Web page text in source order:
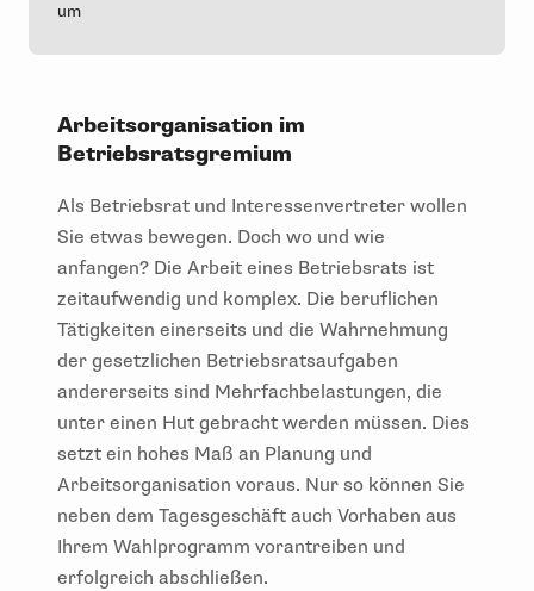
um
Arbeitsorganisation im
Betriebsratsgremium
Als Betriebsrat und Interessenvertreter wollen
Sie etwas bewegen. Doch wo und wie
anfangen? Die Arbeit eines Betriebsrats ist
zeitaufwendig und komplex. Die beruflichen
Tätigkeiten einerseits und die Wahrnehmung
der gesetzlichen Betriebsratsaufgaben
andererseits sind Mehrfachbelastungen, die
unter einen Hut gebracht werden müssen. Dies
setzt ein hohes Maß an Planung und
Arbeitsorganisation voraus. Nur so können Sie
neben dem Tagesgeschäft auch Vorhaben aus
Ihrem Wahlprogramm vorantreiben und
erfolgreich abschließen.